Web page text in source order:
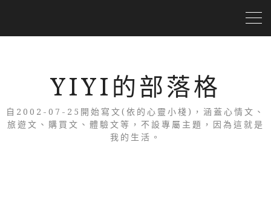
YIYI的部落格
自2002-07-25開始寫文(依的心靈小棧)，涵蓋心情文、
旅遊文、購買文、體驗文等，不設專屬主題，因為這就是
我的生活。